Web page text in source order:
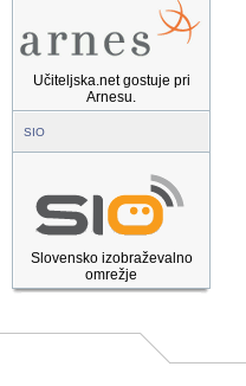
Učiteljska.net gostuje pri
Arnesu.
SIO
Slovensko izobraževalno
omrežje